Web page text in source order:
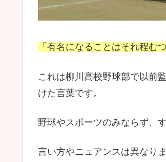
「有名になることはそれ程む
これは柳川高校野球部で以前
けた言葉です。
野球やスポーツのみならず、
言い方やニュアンスは異なり